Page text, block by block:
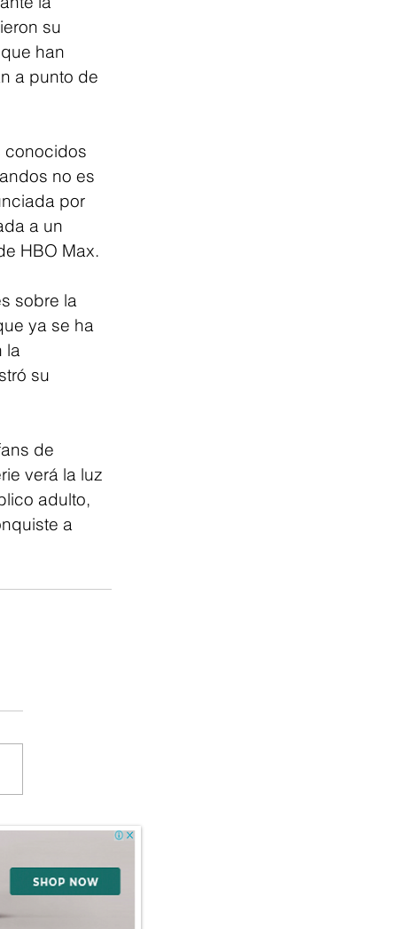
su
han
a punto de
conocidos
no es
por
a un
HBO Max.
sobre la
ya se ha
la
su
de
verá la luz
adulto,
a